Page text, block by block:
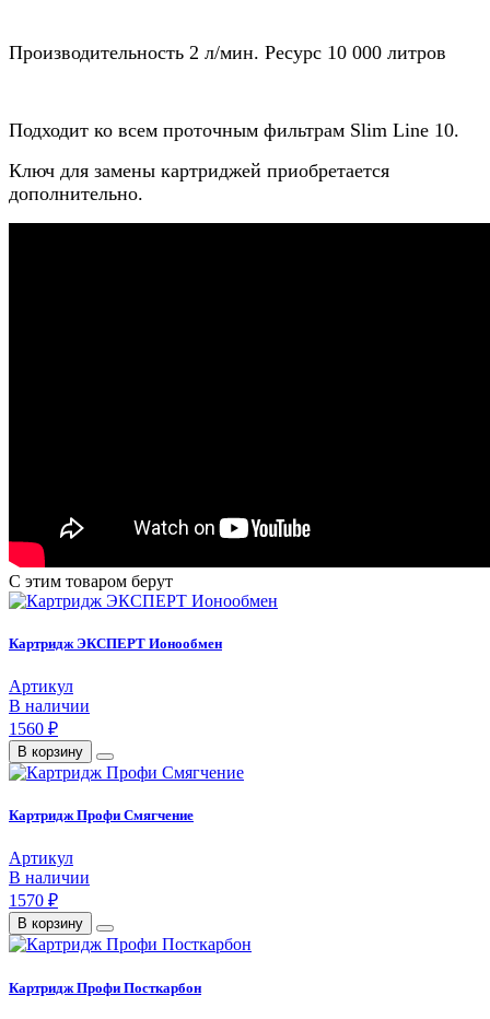
Производительность 2 л/мин. Ресурс 10 000 литров
Подходит ко всем проточным фильтрам Slim Line 10.
Ключ для замены картриджей приобретается
дополнительно.
С этим товаром берут
Картридж ЭКСПЕРТ Ионообмен
Артикул
В наличии
1560 ₽
В корзину
Картридж Профи Смягчение
Артикул
В наличии
1570 ₽
В корзину
Картридж Профи Посткарбон